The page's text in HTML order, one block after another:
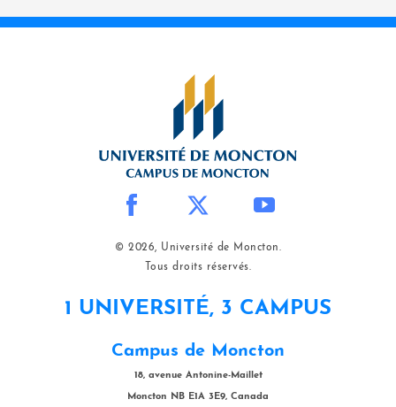
© 2026, Université de Moncton.
Tous droits réservés.
1 UNIVERSITÉ, 3 CAMPUS
Campus de Moncton
18, avenue Antonine-Maillet
Moncton NB E1A 3E9, Canada